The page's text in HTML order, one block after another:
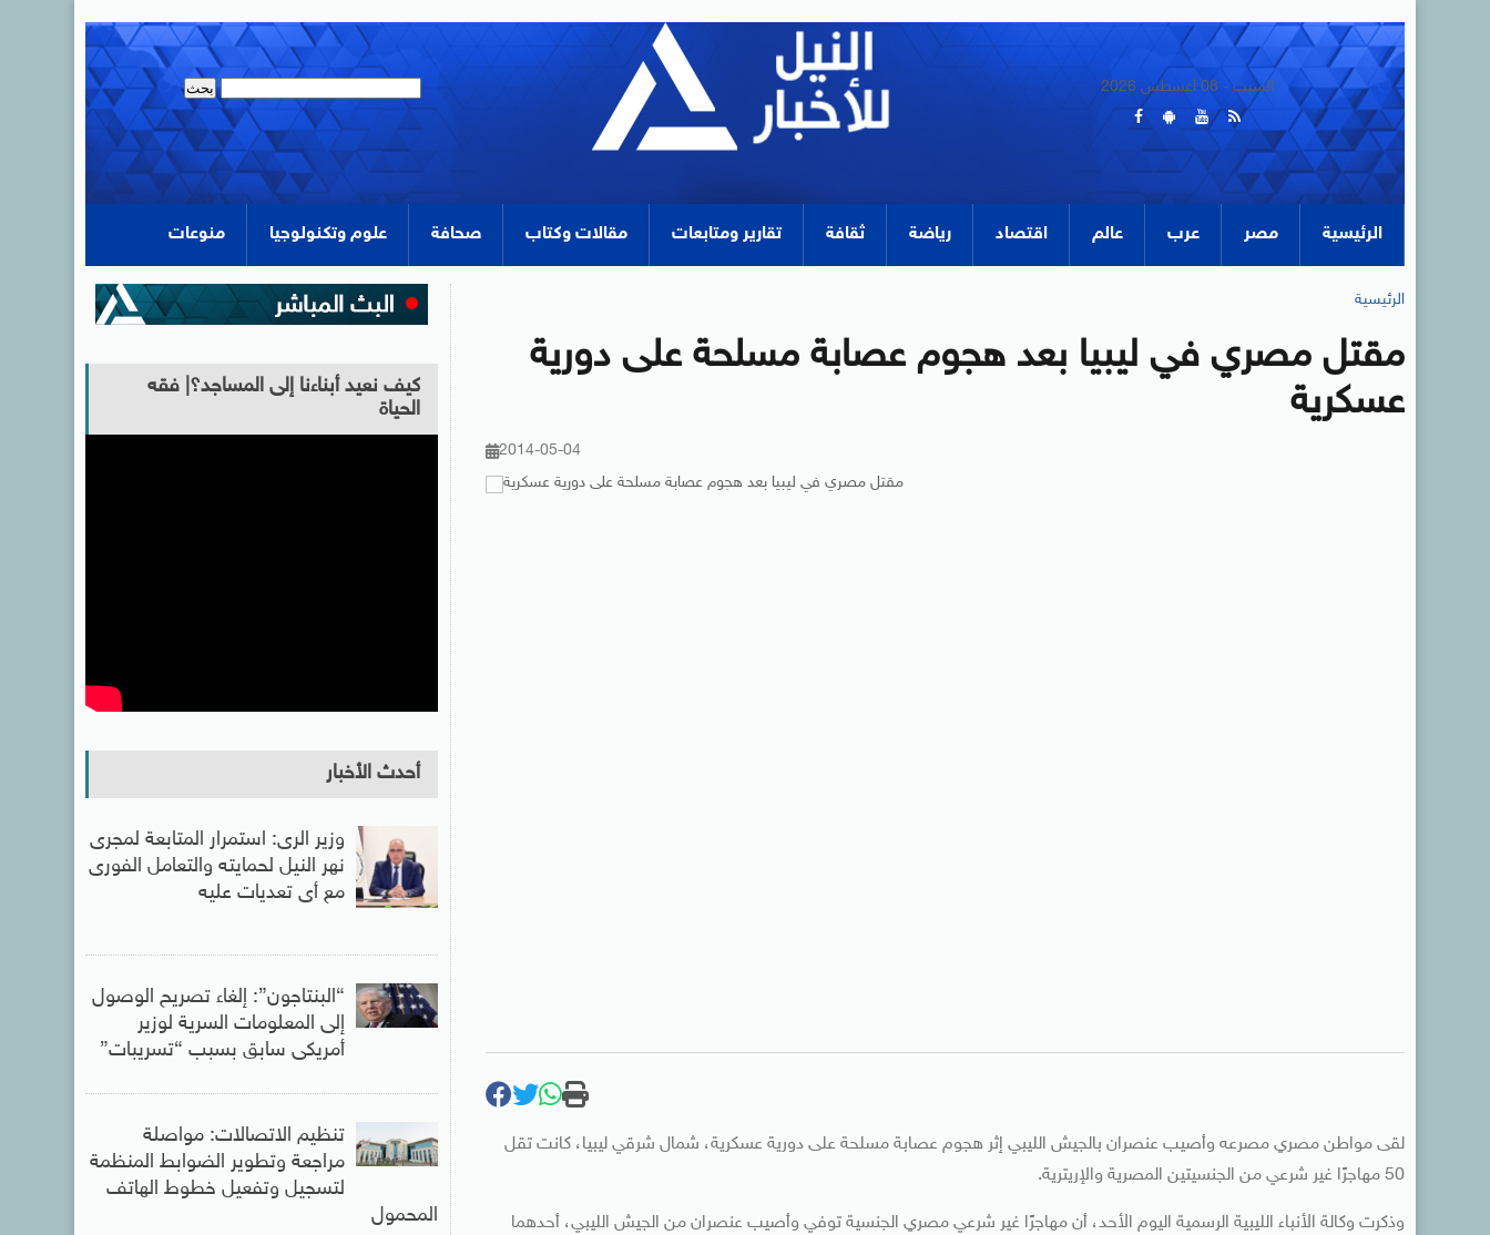
السبت - 08 أغسطس 2026
الرئيسية مصر عرب عالم اقتصاد رياضة ثقافة تقارير ومتابعات مقالات وكتاب صحافة علوم وتكنولوجيا منوعات
الرئيسية
مقتل مصري في ليبيا بعد هجوم عصابة مسلحة على دورية
عسكرية
2014-05-04
لقى مواطن مصري مصرعه وأصيب عنصران بالجيش الليبي إثر هجوم عصابة مسلحة على دورية عسكرية، شمال شرقي ليبيا، كانت تقل
50 مهاجرًا غير شرعي من الجنسيتين المصرية والإريترية.
وذكرت وكالة الأنباء الليبية الرسمية اليوم الأحد، أن مهاجرًا غير شرعي مصري الجنسية توفي وأصيب عنصران من الجيش الليبي، أحدهما
كيف نعيد أبناءنا إلى المساجد؟| فقه
الحياة
أحدث الأخبار
وزير الرى: استمرار المتابعة لمجرى
نهر النيل لحمايته والتعامل الفورى
مع أى تعديات عليه
“البنتاجون”: إلغاء تصريح الوصول
إلى المعلومات السرية لوزير
أمريكى سابق بسبب “تسريبات”
تنظيم الاتصالات: مواصلة
مراجعة وتطوير الضوابط المنظمة
لتسجيل وتفعيل خطوط الهاتف
المحمول